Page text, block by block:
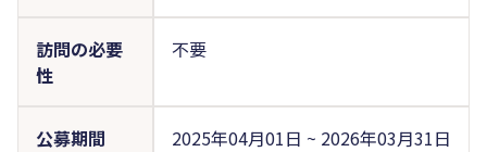
訪問の必要
性
不要
公募期間 2025年04月01日 ~ 2026年03月31日